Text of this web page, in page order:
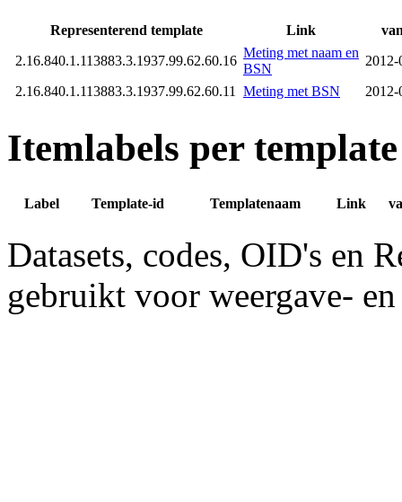
Representerend template Link
2.16.840.1.113883.3.1937.99.62.60.16
Meting met naam en
BSN
2.16.840.1.113883.3.1937.99.62.60.11
Meting met BSN
Itemlabels per template
Label Template-id Templatenaam Link
Datasets, codes, OID's en
gebruikt voor weergave-